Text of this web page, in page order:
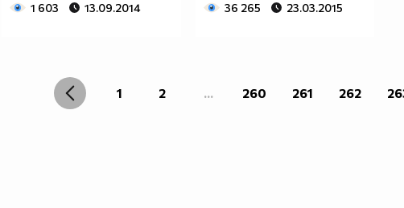
1 603 13.09.2014 36 265 23.03.2015
1 2 ... 260 261 262